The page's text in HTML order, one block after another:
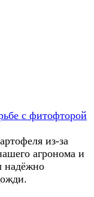
с фитофторой
из-за
агронома и
надёжно